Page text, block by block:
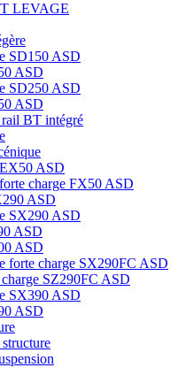
LEVAGE
SD150 ASD
ASD
SD250 ASD
ASD
rail BT intégré
ASD
charge FX50 ASD
ASD
SX290 ASD
ASD
ASD
forte charge SX290FC ASD
SZ290FC ASD
SX390 ASD
ASD